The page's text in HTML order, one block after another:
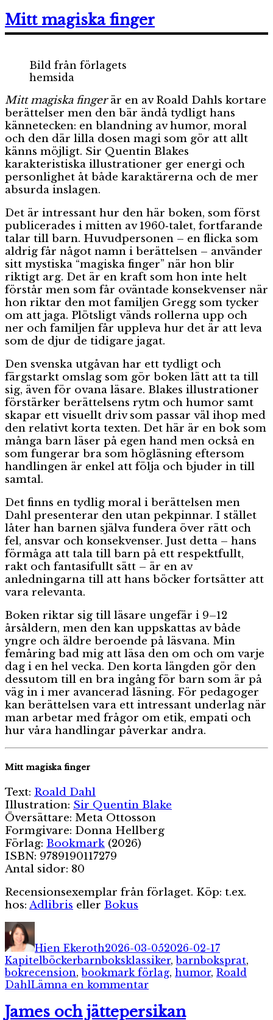
ljuvliga
medicin
Mitt magiska finger
Bild från förlagets
hemsida
Mitt magiska fingerär en av Roald Dahls kortare
berättelser men den bär ändå tydligt hans
kännetecken: en blandning av humor, moral
och den där lilla dosen magi som gör att allt
känns möjligt. Sir Quentin Blakes
karakteristiska illustrationer ger energi och
personlighet åt både karaktärerna och de mer
absurda inslagen.
Det är intressant hur den här boken, som först
publicerades i mitten av 1960‑talet, fortfarande
talar till barn. Huvudpersonen – en flicka som
aldrig får något namn i berättelsen – använder
sitt mystiska “magiska finger” när hon blir
riktigt arg. Det är en kraft som hon inte helt
förstår men som får oväntade konsekvenser när
hon riktar den mot familjen Gregg som tycker
om att jaga. Plötsligt vänds rollerna upp och
ner och familjen får uppleva hur det är att leva
som de djur de tidigare jagat.
Den svenska utgåvan har ett tydligt och
färgstarkt omslag som gör boken lätt att ta till
sig, även för ovana läsare. Blakes illustrationer
förstärker berättelsens rytm och humor samt
skapar ett visuellt driv som passar väl ihop med
den relativt korta texten. Det här är en bok som
många barn läser på egen hand men också en
som fungerar bra som högläsning eftersom
handlingen är enkel att följa och bjuder in till
samtal.
Det finns en tydlig moral i berättelsen men
Dahl presenterar den utan pekpinnar. I stället
låter han barnen själva fundera över rätt och
fel, ansvar och konsekvenser. Just detta – hans
förmåga att tala till barn på ett respektfullt,
rakt och fantasifullt sätt – är en av
anledningarna till att hans böcker fortsätter att
vara relevanta.
Boken riktar sig till läsare ungefär i 9–12
årsåldern, men den kan uppskattas av både
yngre och äldre beroende på läsvana. Min
femåring bad mig att läsa den om och om varje
dag i en hel vecka. Den korta längden gör den
dessutom till en bra ingång för barn som är på
väg in i mer avancerad läsning. För pedagoger
kan berättelsen vara ett intressant underlag när
man arbetar med frågor om etik, empati och
hur våra handlingar påverkar andra.
Mitt magiska finger
Text: Roald Dahl
Illustration: Sir Quentin Blake
Översättare: Meta Ottosson
Formgivare: Donna Hellberg
Förlag: Bookmark (2026)
ISBN: 9789190117279
Antal sidor: 80
Recensionsexemplar från förlaget. Köp: t.ex.
hos: Adlibris eller Bokus
Hien Ekeroth2026-03-052026-02-17
KapitelböckerEtiketter
barnboksklassiker,barnboksprat,
bokrecension,bookmark förlag, humor, Roald
DahlLämna en kommentartill
magiska
James och jättepersikan